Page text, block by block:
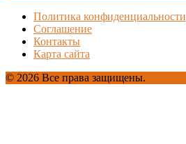
Политика конфиденциальности
Соглашение
Контакты
Карта сайта
© 2026 Все права защищены.